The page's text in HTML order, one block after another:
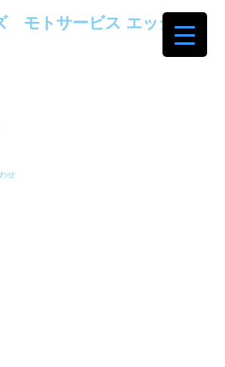
モトサービス エッジ
せ